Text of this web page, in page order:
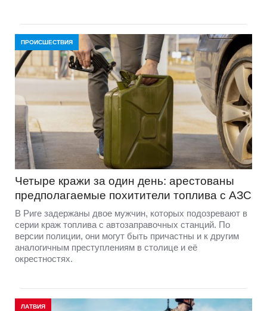
ПРОИСШЕСТВИЯ
Четыре кражи за один день: арестованы
предполагаемые похитители топлива с АЗС
В Риге задержаны двое мужчин, которых подозревают в
серии краж топлива с автозаправочных станций. По
версии полиции, они могут быть причастны и к другим
аналогичным преступлениям в столице и её
окрестностях.
ЛАТВИЯ